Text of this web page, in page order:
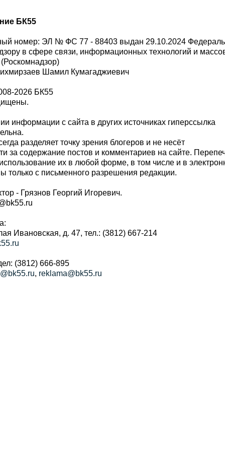
БК55
номер: ЭЛ № ФС 77 - 88403 выдан 29.10.2024
в сфере связи, информационных технологий и
Шамил Кумагаджиевич
2026 БК55
информации с сайта в других источниках гиперссылка
разделяет точку зрения блогеров и не несёт
за содержание постов и комментариев на сайте.
их в любой форме, в том числе и в
с письменного разрешения редакции.
- Грязнов Георгий Игоревич.
Ивановская, д. 47, тел.: (3812) 667-214
(3812) 666-895
, reklama@bk55.ru